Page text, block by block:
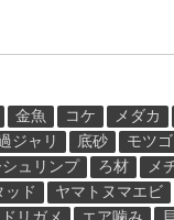
金魚 コケ
メダカ
ジャリ 底砂
モツゴ
ュリンプ ろ材
メ
ッド
ヤマトヌマエビ